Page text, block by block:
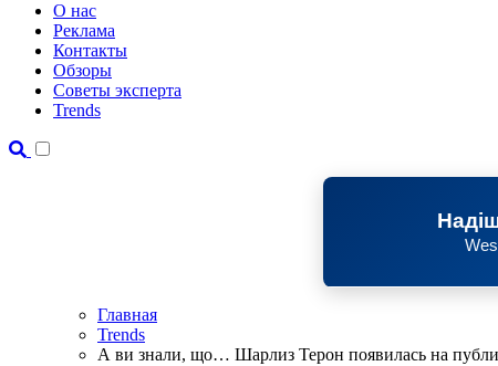
О нас
Реклама
Контакты
Обзоры
Советы эксперта
Trends
Главная
Trends
А ви знали, що… Шарлиз Терон появилась на